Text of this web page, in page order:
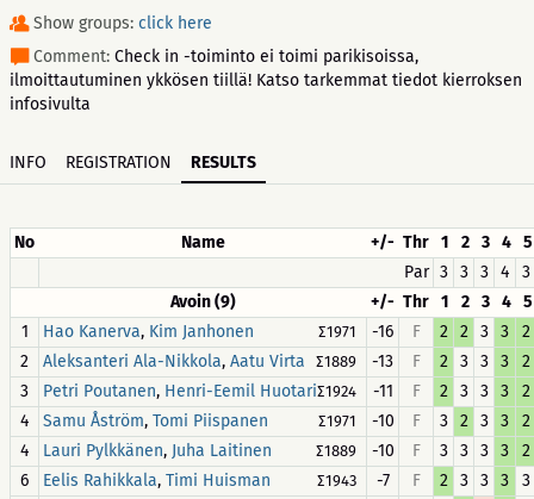
Show groups: click here
Comment: Check in -toiminto ei toimi parikisoissa,
ilmoittautuminen ykkösen tiillä! Katso tarkemmat tiedot kierroksen
infosivulta
INFO REGISTRATION RESULTS
No Name +/- Thr 1 2 3 4 5
Par 3 3 3 4
3
Avoin (9)
+/- Thr 1 2 3 4 5
1
Hao Kanerva, Kim Janhonen ∑1971 -16 F 2 2 3 3
2
2
Aleksanteri Ala-Nikkola, Aatu Virta ∑1889 -13 F 2 3 3 3
2
3
Petri Poutanen, Henri-Eemil Huotari∑1924 -11 F 2 3 3 3
2
4
Samu Åström, Tomi Piispanen ∑1971 -10 F 3 2 3 3
2
4
Lauri Pylkkänen, Juha Laitinen ∑1889 -10 F 3 3 3 3
2
6
Eelis Rahikkala, Timi Huisman ∑1943 -7 F 2 3 3 3
3